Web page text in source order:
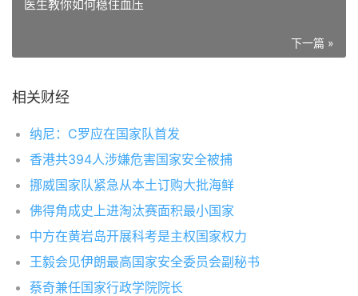
医生教你如何稳住血压
下一篇 »
相关财经
纳尼：C罗应在国家队首发
香港共394人涉嫌危害国家安全被捕
挪威国家队紧急从本土订购大批海鲜
佛得角成史上进淘汰赛面积最小国家
中方在黄岩岛开展科考是主权国家权力
王毅会见伊朗最高国家安全委员会副秘书
蔡奇兼任国家行政学院院长